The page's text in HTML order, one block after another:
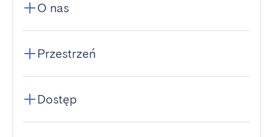
O nas
Przestrzeń
Dostęp